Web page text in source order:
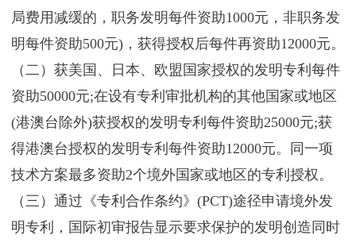
局费用减缓的，职务发明每件资助1000元，非职务发
明每件资助500元)，获得授权后每件再资助12000元。
（二）获美国、日本、欧盟国家授权的发明专利每件
资助50000元;在设有专利审批机构的其他国家或地区
(港澳台除外)获授权的发明专利每件资助25000元;获
得港澳台授权的发明专利每件资助12000元。同一项
技术方案最多资助2个境外国家或地区的专利授权。
（三）通过《专利合作条约》(PCT)途径申请境外发
明专利，国际初审报告显示要求保护的发明创造同时